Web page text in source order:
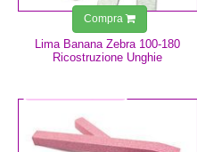
Lima Banana Zebra 100-180
Ricostruzione Unghie
Compra